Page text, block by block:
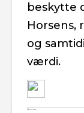
beskytte
Horsens,
og
værdi.